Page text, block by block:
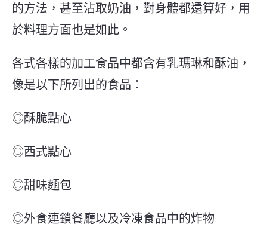
的方法，甚至沾取奶油，對身體都還算好，用
於料理方面也是如此。
各式各樣的加工食品中都含有乳瑪琳和酥油，
像是以下所列出的食品：
◎酥脆點心
◎西式點心
◎甜味麵包
◎外食連鎖餐廳以及冷凍食品中的炸物